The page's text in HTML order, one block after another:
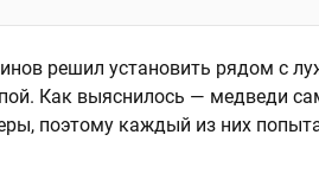
решил установить рядом с
Как выяснилось — медведи
поэтому каждый из них